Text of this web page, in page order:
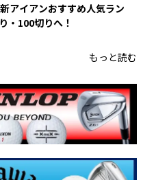
新アイアンおすすめ人気ラン
・100切りへ！
もっと読む